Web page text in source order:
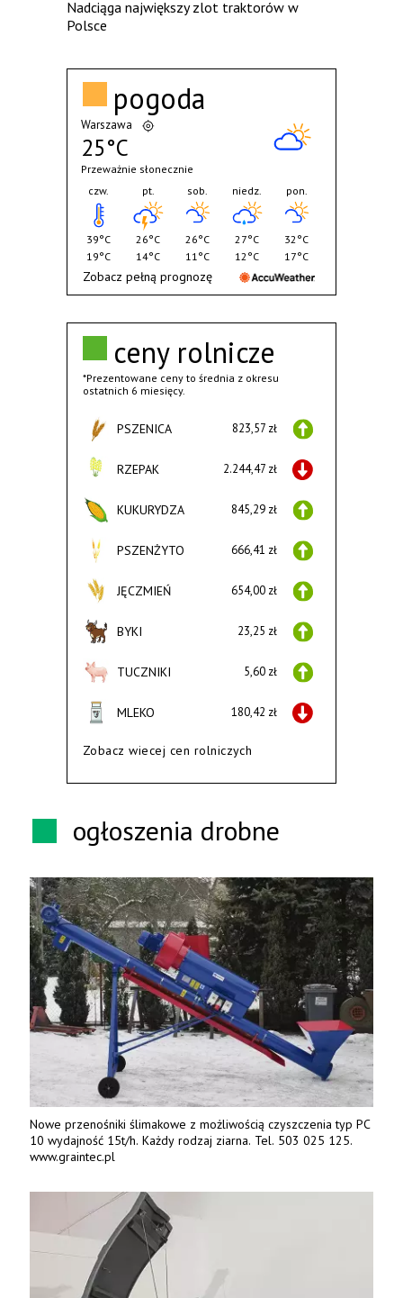
Nadciąga największy zlot traktorów w
Polsce
ceny rolnicze
*Prezentowane ceny to średnia z okresu
ostatnich 6 miesięcy.
PSZENICA 823,57 zł
RZEPAK 2.244,47 zł
KUKURYDZA 845,29 zł
PSZENŻYTO 666,41 zł
JĘCZMIEŃ 654,00 zł
BYKI 23,25 zł
TUCZNIKI 5,60 zł
MLEKO 180,42 zł
Zobacz wiecej cen rolniczych
pogoda
Warszawa
25°C
Przeważnie słonecznie
czw.
39°C
19°C
pt.
26°C
14°C
sob.
26°C
11°C
niedz.
27°C
12°C
pon.
32°C
17°C
Zobacz pełną prognozę
ogłoszenia drobne
Nowe przenośniki ślimakowe z możliwością czyszczenia typ PC
10 wydajność 15t/h. Każdy rodzaj ziarna. Tel. 503 025 125.
www.graintec.pl